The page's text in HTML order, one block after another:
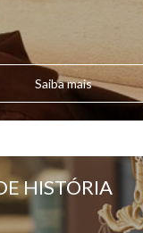
Saiba mais
HISTÓRIA